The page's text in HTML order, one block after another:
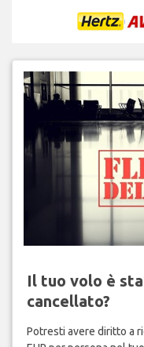
Il tuo volo è
cancellato?
Potresti avere diritto a